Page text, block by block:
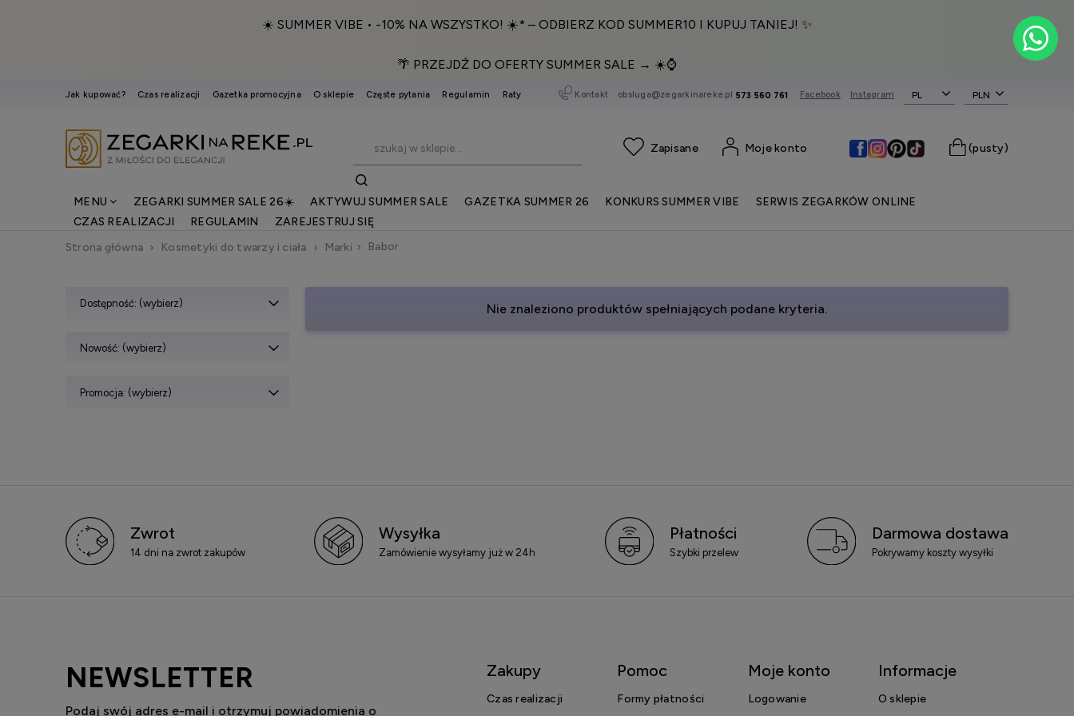
☀️ SUMMER VIBE • -10% NA WSZYSTKO! ☀️* – ODBIERZ KOD SUMMER10 I KUPUJ TANIEJ! ✨
🌴 PRZEJDŹ DO OFERTY SUMMER SALE → ☀️⌚️
Jak kupować? Czas realizacji Gazetka promocyjna O sklepie Częste pytania Regulamin Raty Kontakt obsluga@zegarkinareke.pl 573 560 761 Facebook Instagram PL
(pusty)
Moje konto
MENU ZEGARKI SUMMER SALE 26☀️ AKTYWUJ SUMMER SALE GAZETKA SUMMER 26 KONKURS SUMMER VIBE
SERWIS ZEGARKÓW ONLINE
CZAS REALIZACJI
REGULAMIN
ZAREJESTRUJ SIĘ
Strona główna
Kosmetyki do twarzy i ciała Marki Babor
Dostępność: (wybierz)
Nowość: (wybierz)
Promocja: (wybierz)
Nie znaleziono produktów spełniających podane kryteria.
Zwrot
14 dni na zwrot zakupów
Wysyłka
Zamówienie wysyłamy już w 24h
Płatności
Szybki przelew
Darmowa dostawa
Pokrywamy koszty wysyłki
NEWSLETTER
Podaj swój adres e-mail i otrzymuj powiadomienia o
Zakupy
Czas realizacji
Pomoc
Formy płatności
Moje konto
Logowanie
Informacje
O sklepie